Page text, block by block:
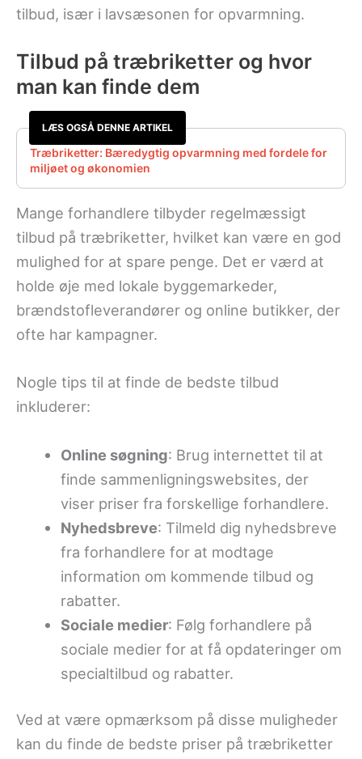
tilbud, især i lavsæsonen for opvarmning.
Tilbud på træbriketter og hvor
man kan finde dem
LÆS OGSÅ DENNE ARTIKEL
Træbriketter: Bæredygtig opvarmning med fordele for
miljøet og økonomien
Mange forhandlere tilbyder regelmæssigt
tilbud på træbriketter, hvilket kan være en god
mulighed for at spare penge. Det er værd at
holde øje med lokale byggemarkeder,
brændstofleverandører og online butikker, der
ofte har kampagner.
Nogle tips til at finde de bedste tilbud
inkluderer:
Online søgning: Brug internettet til at
finde sammenligningswebsites, der
viser priser fra forskellige forhandlere.
Nyhedsbreve: Tilmeld dig nyhedsbreve
fra forhandlere for at modtage
information om kommende tilbud og
rabatter.
Sociale medier: Følg forhandlere på
sociale medier for at få opdateringer om
specialtilbud og rabatter.
Ved at være opmærksom på disse muligheder
kan du finde de bedste priser på træbriketter